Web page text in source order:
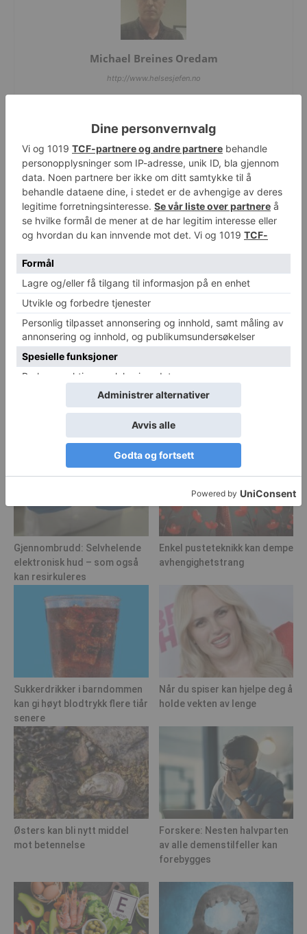
Michael Breines Oredam
http://www.helsesjefen.no
RELATERTE ARTIKLER MER FRA FORFATTER
Enkel pusteteknikk kan dempe
avhengighetstrang
Forskere: Nesten halvparten av alle
demenstilfeller kan forebygges
Gjennombrudd: Selvhelende
elektronisk hud – som også
kan resirkuleres
Enkel pusteteknikk kan dempe
avhengighetstrang
Sukkerdrikker i barndommen
kan gi høyt blodtrykk flere tiår
senere
Når du spiser kan hjelpe deg å
holde vekten av lenge
Østers kan bli nytt middel
mot betennelse
Forskere: Nesten halvparten
av alle demenstilfeller kan
forebygges